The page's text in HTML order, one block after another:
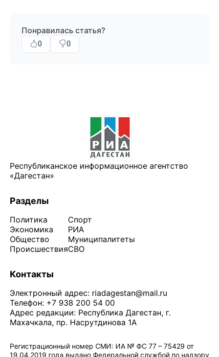
Понравилась статья?
0 0
Республиканское информационное агентство
«Дагестан»
Разделы
Политика
Экономика
Общество
Происшествия
Спорт
РИА
Муниципалитеты
СВО
Контакты
Электронный адрес: riadagestan@mail.ru
Телефон: +7 938 200 54 00
Адрес редакции: Республика Дагестан, г.
Махачкала, пр. Насрутдинова 1А
Регистрационный номер СМИ: ИА № ФС 77 – 75429 от
19.04.2019 года выдано Федеральной службой по надзору